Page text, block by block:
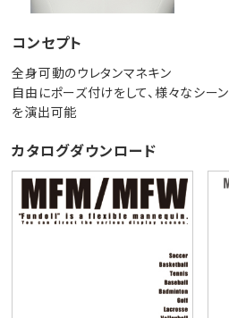
コンセプト
全身可動のウレタンマネキン
自由にポーズ付けをして、様々なシーン
を演出可能
カタログダウンロード